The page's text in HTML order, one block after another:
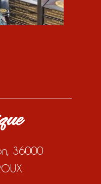
36000